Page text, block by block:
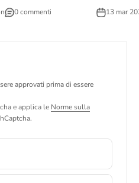
0 commenti 13 mar
approvati prima di essere
e applica le Norme sulla